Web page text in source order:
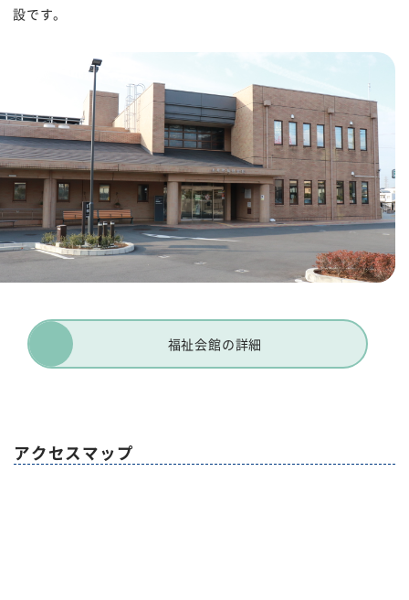
お問い合せ
行事予定 リンク
プライバシーポリシー
カスタマーハラスメントに
対する基本方針
免責事項
設です。
福祉会館の詳細
アクセスマップ